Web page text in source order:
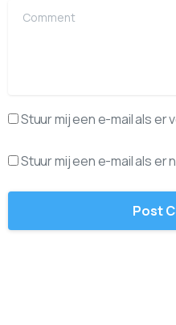
Comment
Stuur mij een e-mail als er
Stuur mij een e-mail als er